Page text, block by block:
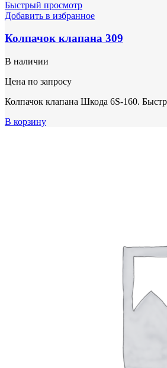
Быстрый просмотр
Добавить в избранное
Колпачок клапана 309
В наличии
Цена по запросу
Колпачок клапана Шкода 6S-160.
В корзину